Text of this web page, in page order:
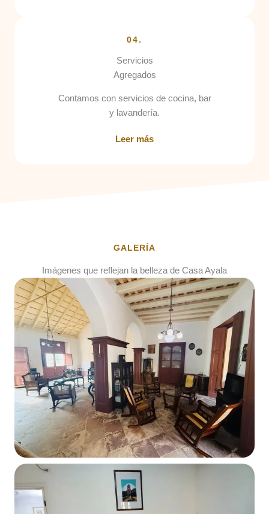
04.
Servicios
Agregados
Contamos con servicios de cocina, bar
y lavandería.
Leer más
GALERÍA
Imágenes que reflejan la belleza de Casa Ayala